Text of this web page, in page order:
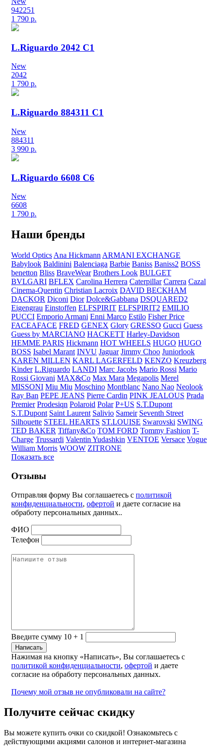
942251
1 790 р.
L.Riguardo 2042 C1
New
2042
1 790 р.
L.Riguardo 884311 C1
New
884311
3 990 р.
L.Riguardo 6608 C6
New
6608
1 790 р.
Наши бренды
World Optics Ana Hickmann ARMANI EXCHANGE
Babylook Baldinini Balenciaga Barbie Baniss Baniss2 BOSS
benetton Bliss BraveWear Brothers Look BULGET
BVLGARI BFLEX Carolina Herrera Caterpillar Carrera Cazal
Cinema-Quentin Christian Lacroix DAVID BECKHAM
DACKOR Diconi Dior Dolce&Gabbana DSQUARED2
Eigengrau Einstoffen ELFSPIRIT ELFSPIRIT2 EMILIO
PUCCI Emporio Armani Enni Marco Estilo Fisher Price
FACEAFACE FRED GENEX Glory GRESSO Gucci Guess
Guess by MARCIANO HACKETT Harley-Davidson
HEMME PARIS Hickmann HOT WHEELS HUGO HUGO
BOSS Isabel Marant INVU Jaguar Jimmy Choo Juniorlook
KAREN MILLEN KARL LAGERFELD KENZO Kreuzberg
Kinder L.Riguardo LANDI Marc Jacobs Mario Rossi Mario
Rossi Giovani MAX&Co Max Mara Megapolis Merel
MISSONI Miu Miu Moschino Montblanc Nano Nao Neolook
Ray Ban PEPE JEANS Pierre Cardin PINK JEALOUS Prada
Premier Prodesiqn Polaroid Polar P+US S.T.Dupont
S.T.Dupont Saint Laurent Salivio Sameir Seventh Street
Silhouette STEEL HEARTS ST.LOUISE Swarovski SWING
TED BAKER Tiffany&Co TOM FORD Tommy Fashion T-
Charge Trussardi Valentin Yudashkin VENTOE Versace Vogue
William Morris WOOW ZITRONE
Показать все
Отзывы
Отправляя форму Вы соглашаетесь с политикой
конфиденциальности, офертой и даете согласие на
обработу персональных данных..
ФИО
Телефон
Введите сумму 10 + 1
Нажимая на кнопку «Написать», Вы соглашаетесь с
политикой конфиденциальности, офертой и даете
согласие на обработу персональных данных.
Почему мой отзыв не опубликовали на сайте?
Получите сейчас скидку
Вы можете купить очки со скидкой! Ознакомьтесь с
действующими акциями салонов и интернет-магазина